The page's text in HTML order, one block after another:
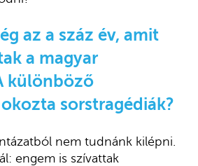
az a száz év, amit
a magyar
különböző
sorstragédiák?
nem tudnánk kilépni.
engem is szívattak